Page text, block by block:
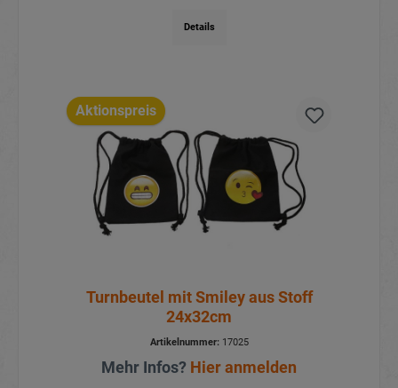
Details
Aktionspreis
Turnbeutel mit Smiley aus Stoff
24x32cm
Artikelnummer:17025
Mehr Infos? Hier anmelden